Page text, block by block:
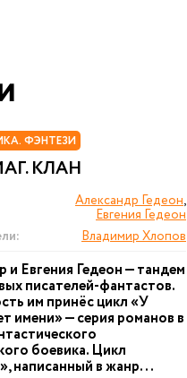
ФЭНТЕЗИ
КЛАН
Александр Гедеон,
Евгения Гедеон
Владимир Хлопов
и Евгения Гедеон — тандем
писателей-фантастов.
им принёс цикл «У
имени» — серия романов в
боевика. Цикл
написанный в жанр...